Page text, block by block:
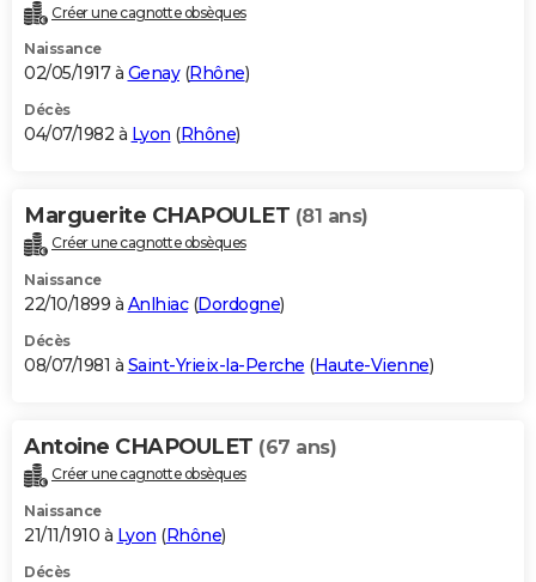
Créer une cagnotte obsèques
Naissance
02/05/1917 à Genay(Rhône)
Décès
04/07/1982 à Lyon (Rhône)
Marguerite CHAPOULET (81 ans)
Créer une cagnotte obsèques
Naissance
22/10/1899 à Anlhiac(Dordogne)
Décès
08/07/1981 à Saint-Yrieix-la-Perche (Haute-Vienne)
Antoine CHAPOULET (67 ans)
Créer une cagnotte obsèques
Naissance
21/11/1910 à Lyon (Rhône)
Décès